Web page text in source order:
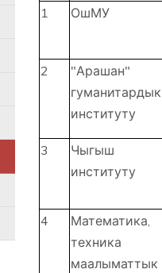
1 ОшМУ
2
"Арашан"
гуманитардык
институту
3
Чыгыш
институту
4
маалыматтык